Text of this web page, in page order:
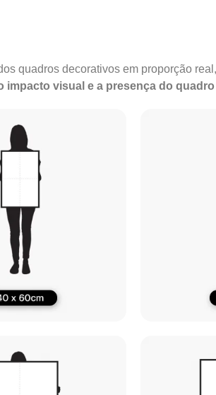
quadros decorativos em proporção
impacto visual e a presença do